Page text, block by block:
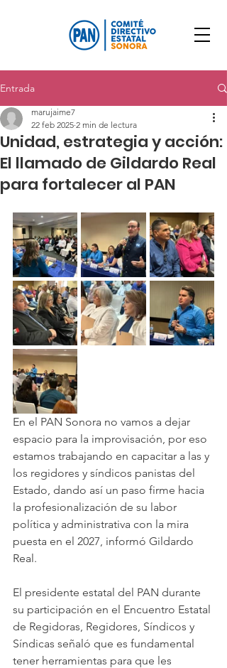
Entrada
Unidad, estrategia y acción:
El llamado de Gildardo Real
para fortalecer al PAN
marujaime7
22 feb 2025 2 min de lectura
En el PAN Sonora no vamos a dejar
espacio para la improvisación, por eso
estamos trabajando en capacitar a las y
los regidores y síndicos panistas del
Estado, dando así un paso firme hacia
la profesionalización de su labor
política y administrativa con la mira
puesta en el 2027, informó Gildardo
Real.
El presidente estatal del PAN durante
su participación en el Encuentro Estatal
de Regidoras, Regidores, Síndicos y
Síndicas señaló que es fundamental
tener herramientas para que les